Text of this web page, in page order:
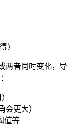
）
两者同时变化，导
会更大）
值等